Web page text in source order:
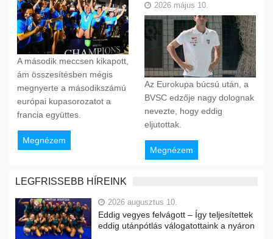
A második meccsen kikapott,
ám összesítésben mégis
megnyerte a másodikszámú
európai kupasorozatot a
francia együttes.
Megnézem
2026 május 10.
Az Eurokupa búcsú után, a
BVSC edzője nagy dolognak
nevezte, hogy eddig
eljutottak.
Megnézem
LEGFRISSEBB HÍREINK
2026 augusztus 10.
Eddig vegyes felvágott – Így teljesítettek
eddig utánpótlás válogatottaink a nyáron